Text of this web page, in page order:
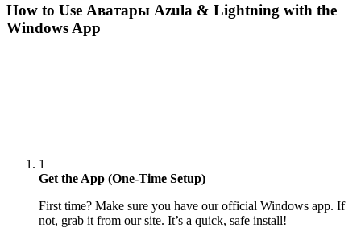
How to Use Аватары Azula & Lightning with the
Windows App
1
Get the App (One-Time Setup)
First time? Make sure you have our official Windows app. If
not, grab it from our site. It’s a quick, safe install!